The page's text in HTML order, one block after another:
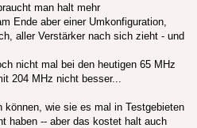
man halt mehr
Ende aber einer Umkonfiguration,
aller Verstärker nach sich zieht - und
nicht mal bei den heutigen 65 MHz
204 MHz nicht besser...
wie sie es mal in Testgebieten
haben -- aber das kostet halt auch